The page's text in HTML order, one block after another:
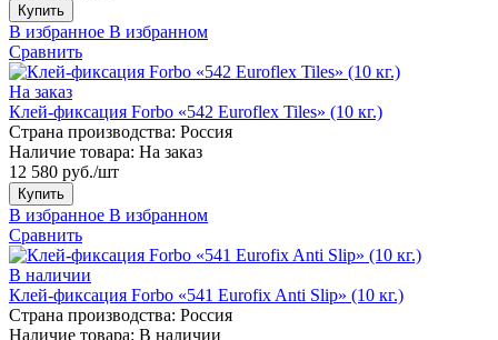
Купить
В избранное В избранном
Сравнить
На заказ
Клей-фиксация Forbo «542 Euroflex Tiles» (10 кг.)
Страна производства: Россия
Наличие товара: На заказ
12 580 руб./шт
Купить
В избранное В избранном
Сравнить
В наличии
Клей-фиксация Forbo «541 Eurofix Anti Slip» (10 кг.)
Страна производства: Россия
Наличие товара: В наличии